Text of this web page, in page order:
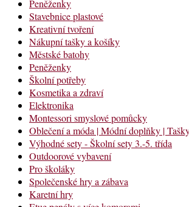
Peněženky
Stavebnice plastové
Kreativní tvoření
Nákupní tašky a košíky
Městské batohy
Peněženky
Školní potřeby
Kosmetika a zdraví
Elektronika
Montessori smyslové pomůcky
Oblečení a móda | Módní doplňky |
Výhodné sety - Školní sety 3.-5. třída
Outdoorové vybavení
Pro školáky
Společenské hry a zábava
Karetní hry